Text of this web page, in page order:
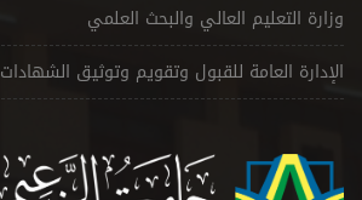
وزارة التعليم العالي والبحث العلمي
الإدارة العامة للقبول وتقويم وتوثيق الشهادات